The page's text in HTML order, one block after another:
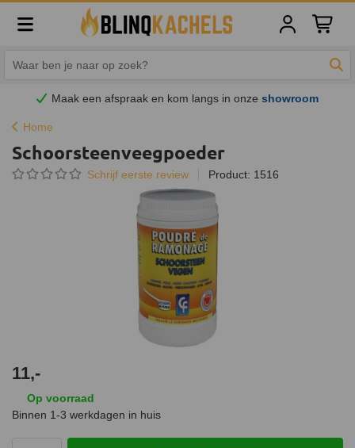
Maak een afspraak en kom langs in onzeshowroom
Home
Schoorsteenveegpoeder
Schrijf eerste review Product: 1516
11,-
Op voorraad
Binnen 1-3 werkdagen in huis